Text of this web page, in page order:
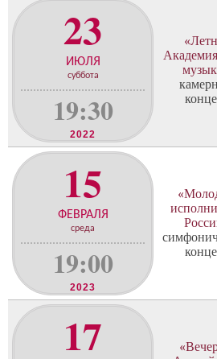
к
р
23
ИЮЛЯ
суббота
19:30
2022
15
ФЕВРАЛЯ
среда
19:00
2023
17